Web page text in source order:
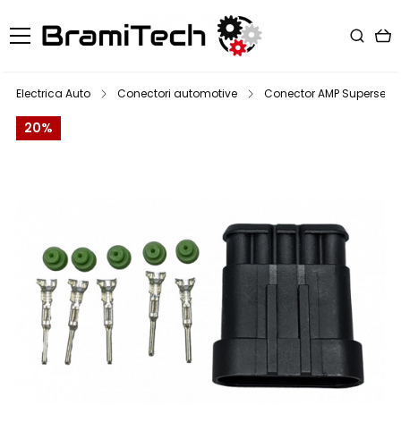
Electrica Auto Conectori automotive Conector AMP
20%